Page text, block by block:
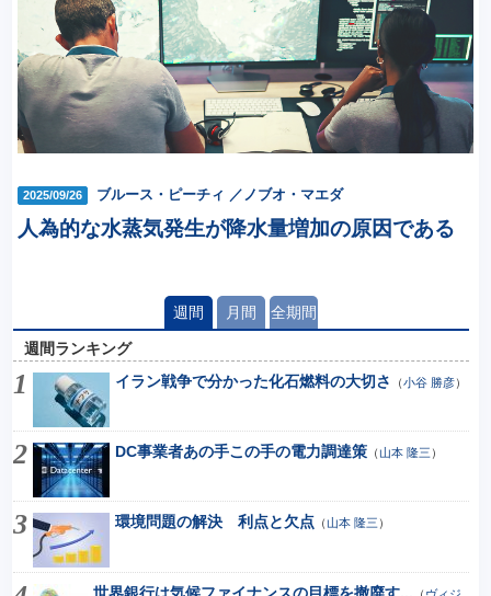
2025/09/26 ブルース・ピーチィ ／ノブオ・マエダ
人為的な水蒸気発生が降水量増加の原因である
週間 月間 全期間
週間ランキング
イラン戦争で分かった化石燃料の大切さ
（小谷 勝彦）
DC事業者あの手この手の電力調達策（山本 隆三 ）
環境問題の解決 利点と欠点 （山本 隆三 ）
世界銀行は気候ファイナンスの目標を撤廃す...